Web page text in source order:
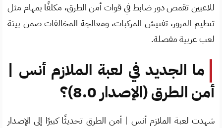
للاعبين تقمص دور ضابط في قوات أمن الطرق، مكلفًا بمهام مثل
تنظيم المرور، تفتيش المركبات، ومعالجة المخالفات ضمن بيئة
لعب عربية مفصلة.
ما الجديد في لعبة الملازم أنس |
أمن الطرق (الإصدار 8.0)؟
شهدت لعبة الملازم أنس | أمن الطرق تحديثًا كبيرًا إلى الإصدار